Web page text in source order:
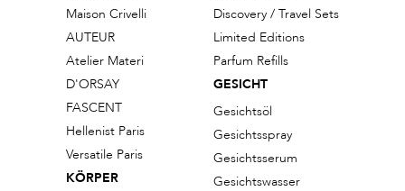
Maison Crivelli
AUTEUR
Atelier Materi
D'ORSAY
FASCENT
Hellenist Paris
Versatile Paris
KÖRPER
Discovery / Travel Sets
Limited Editions
Parfum Refills
GESICHT
Gesichtsöl
Gesichtsspray
Gesichtsserum
Gesichtswasser